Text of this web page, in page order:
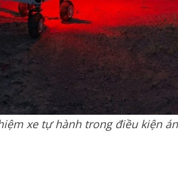
xe tự hành trong điều kiện